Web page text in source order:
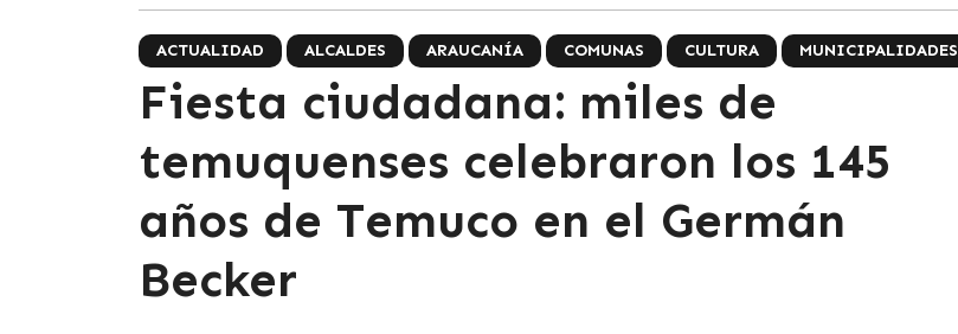
ACTUALIDAD ALCALDES ARAUCANÍA COMUNAS CULTURA MUNICIPALIDADES
Fiesta ciudadana: miles de
temuquenses celebraron los 145
años de Temuco en el Germán
Becker